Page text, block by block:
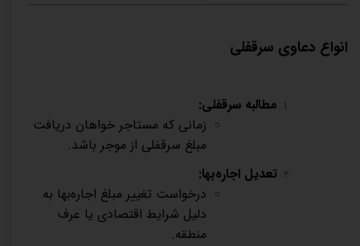
انواع دعاوی سرقفلی
مطالبه سرقفلی:
زمانی که مستاجر خواهان دریافت
مبلغ سرقفلی از موجر باشد.
تعدیل اجاره‌بها:
درخواست تغییر مبلغ اجاره‌بها به
دلیل شرایط اقتصادی یا عرف
منطقه.